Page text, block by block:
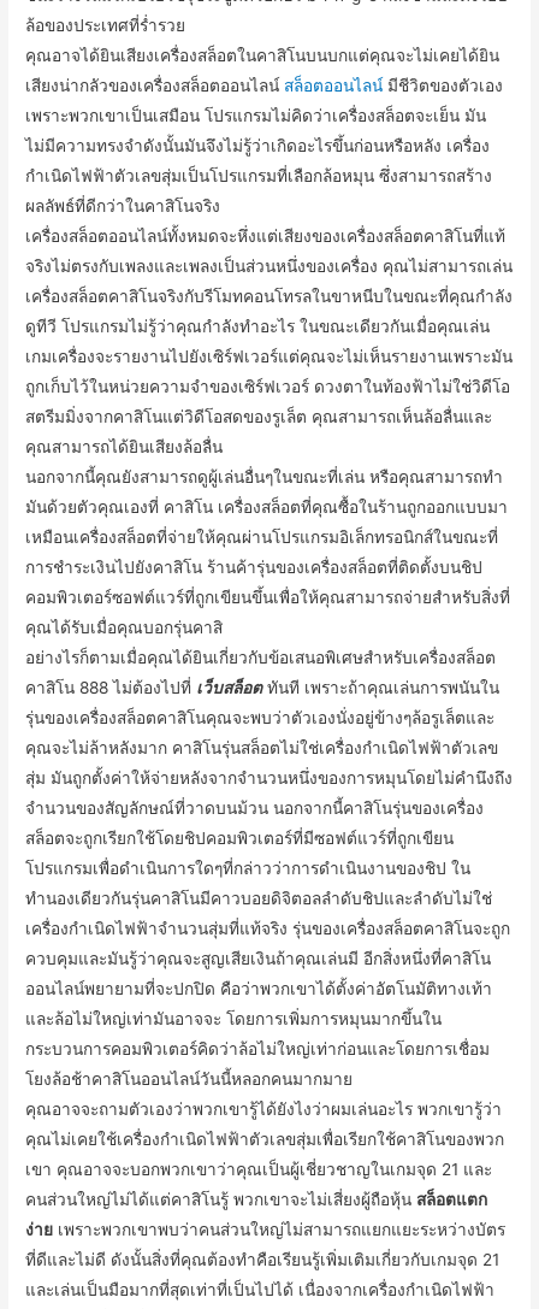
ล้อของประเทศที่ร่ำรวย
คุณอาจได้ยินเสียงเครื่องสล็อตในคาสิโนบนบกแต่คุณจะไม่เคยได้ยิน
เสียงน่ากลัวของเครื่องสล็อตออนไลน์ สล็อตออนไลน์ มีชีวิตของตัวเอง
เพราะพวกเขาเป็นเสมือน โปรแกรมไม่คิดว่าเครื่องสล็อตจะเย็น มัน
ไม่มีความทรงจำดังนั้นมันจึงไม่รู้ว่าเกิดอะไรขึ้นก่อนหรือหลัง เครื่อง
กำเนิดไฟฟ้าตัวเลขสุ่มเป็นโปรแกรมที่เลือกล้อหมุน ซึ่งสามารถสร้าง
ผลลัพธ์ที่ดีกว่าในคาสิโนจริง
เครื่องสล็อตออนไลน์ทั้งหมดจะหึ่งแต่เสียงของเครื่องสล็อตคาสิโนที่แท้
จริงไม่ตรงกับเพลงและเพลงเป็นส่วนหนึ่งของเครื่อง คุณไม่สามารถเล่น
เครื่องสล็อตคาสิโนจริงกับรีโมทคอนโทรลในขาหนีบในขณะที่คุณกำลัง
ดูทีวี โปรแกรมไม่รู้ว่าคุณกำลังทำอะไร ในขณะเดียวกันเมื่อคุณเล่น
เกมเครื่องจะรายงานไปยังเซิร์ฟเวอร์แต่คุณจะไม่เห็นรายงานเพราะมัน
ถูกเก็บไว้ในหน่วยความจำของเซิร์ฟเวอร์ ดวงตาในท้องฟ้าไม่ใช่วิดีโอ
สตรีมมิ่งจากคาสิโนแต่วิดีโอสดของรูเล็ต คุณสามารถเห็นล้อลื่นและ
คุณสามารถได้ยินเสียงล้อลื่น
นอกจากนี้คุณยังสามารถดูผู้เล่นอื่นๆในขณะที่เล่น หรือคุณสามารถทำ
มันด้วยตัวคุณเองที่ คาสิโน เครื่องสล็อตที่คุณซื้อในร้านถูกออกแบบมา
เหมือนเครื่องสล็อตที่จ่ายให้คุณผ่านโปรแกรมอิเล็กทรอนิกส์ในขณะที่
การชำระเงินไปยังคาสิโน ร้านค้ารุ่นของเครื่องสล็อตที่ติดตั้งบนชิป
คอมพิวเตอร์ซอฟต์แวร์ที่ถูกเขียนขึ้นเพื่อให้คุณสามารถจ่ายสำหรับสิ่งที่
คุณได้รับเมื่อคุณบอกรุ่นคาสิ
อย่างไรก็ตามเมื่อคุณได้ยินเกี่ยวกับข้อเสนอพิเศษสำหรับเครื่องสล็อต
คาสิโน 888 ไม่ต้องไปที่ เว็บสล็อตทันที เพราะถ้าคุณเล่นการพนันใน
รุ่นของเครื่องสล็อตคาสิโนคุณจะพบว่าตัวเองนั่งอยู่ข้างๆล้อรูเล็ตและ
คุณจะไม่ล้าหลังมาก คาสิโนรุ่นสล็อตไม่ใช่เครื่องกำเนิดไฟฟ้าตัวเลข
สุ่ม มันถูกตั้งค่าให้จ่ายหลังจากจำนวนหนึ่งของการหมุนโดยไม่คำนึงถึง
จำนวนของสัญลักษณ์ที่วาดบนม้วน นอกจากนี้คาสิโนรุ่นของเครื่อง
สล็อตจะถูกเรียกใช้โดยชิปคอมพิวเตอร์ที่มีซอฟต์แวร์ที่ถูกเขียน
โปรแกรมเพื่อดำเนินการใดๆที่กล่าวว่าการดำเนินงานของชิป ใน
ทำนองเดียวกันรุ่นคาสิโนมีคาวบอยดิจิตอลลำดับชิปและลำดับไม่ใช่
เครื่องกำเนิดไฟฟ้าจำนวนสุ่มที่แท้จริง รุ่นของเครื่องสล็อตคาสิโนจะถูก
ควบคุมและมันรู้ว่าคุณจะสูญเสียเงินถ้าคุณเล่นมี อีกสิ่งหนึ่งที่คาสิโน
ออนไลน์พยายามที่จะปกปิด คือว่าพวกเขาได้ตั้งค่าอัตโนมัติทางเท้า
และล้อไม่ใหญ่เท่ามันอาจจะ โดยการเพิ่มการหมุนมากขึ้นใน
กระบวนการคอมพิวเตอร์คิดว่าล้อไม่ใหญ่เท่าก่อนและโดยการเชื่อม
โยงล้อช้าคาสิโนออนไลน์วันนี้หลอกคนมากมาย
คุณอาจจะถามตัวเองว่าพวกเขารู้ได้ยังไงว่าผมเล่นอะไร พวกเขารู้ว่า
คุณไม่เคยใช้เครื่องกำเนิดไฟฟ้าตัวเลขสุ่มเพื่อเรียกใช้คาสิโนของพวก
เขา คุณอาจจะบอกพวกเขาว่าคุณเป็นผู้เชี่ยวชาญในเกมจุด 21 และ
คนส่วนใหญ่ไม่ได้แต่คาสิโนรู้ พวกเขาจะไม่เสี่ยงผู้ถือหุ้น สล็อตแตก
ง่าย เพราะพวกเขาพบว่าคนส่วนใหญ่ไม่สามารถแยกแยะระหว่างบัตร
ที่ดีและไม่ดี ดังนั้นสิ่งที่คุณต้องทำคือเรียนรู้เพิ่มเติมเกี่ยวกับเกมจุด 21
และเล่นเป็นมือมากที่สุดเท่าที่เป็นไปได้ เนื่องจากเครื่องกำเนิดไฟฟ้า